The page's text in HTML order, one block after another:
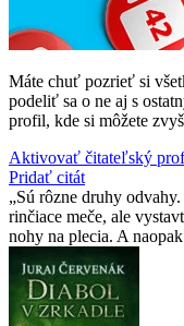
Máte chuť pozrieť si
podeliť sa o ne aj s
profil, kde si môžete
Aktivovať čitateľský
Pridať citát
Sú rôzne druhy
rinčiace meče, ale
nohy na plecia. A